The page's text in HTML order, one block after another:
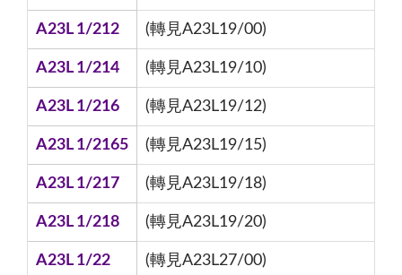
A23L 1/212 (轉見A23L19/00)
A23L 1/214 (轉見A23L19/10)
A23L 1/216 (轉見A23L19/12)
A23L 1/2165 (轉見A23L19/15)
A23L 1/217 (轉見A23L19/18)
A23L 1/218 (轉見A23L19/20)
A23L 1/22 (轉見A23L27/00)